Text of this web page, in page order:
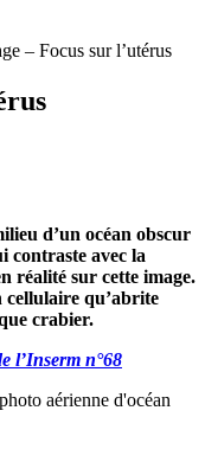
– Focus sur l’utérus
d’un océan obscur
contraste avec la
réalité sur cette image.
cellulaire qu’abrite
crabier.
l’Inserm n°68